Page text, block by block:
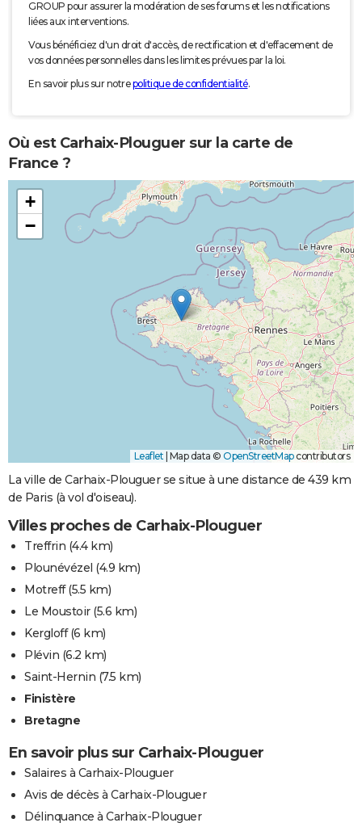
GROUP pour assurer la modération de ses forums et les notifications
liées aux interventions.
Vous bénéficiez d'un droit d'accès, de rectification et d'effacement de
vos données personnelles dans les limites prévues par la loi.
En savoir plus sur notrepolitique de confidentialité.
Où est Carhaix-Plouguer sur la carte de
France ?
+
−
Leaflet Map data © OpenStreetMapcontributors
La ville de Carhaix-Plouguer se situe à une distance de 439 km
de Paris (à vol d'oiseau).
Villes proches de Carhaix-Plouguer
Treffrin (4.4 km)
Plounévézel (4.9 km)
Motreff(5.5 km)
Le Moustoir(5.6 km)
Kergloff(6 km)
Plévin (6.2 km)
Saint-Hernin (7.5 km)
Finistère
Bretagne
En savoir plus sur Carhaix-Plouguer
Salaires à Carhaix-Plouguer
Avis de décès à Carhaix-Plouguer
Délinquance à Carhaix-Plouguer